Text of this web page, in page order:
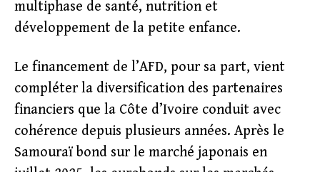
multiphase de santé, nutrition et
développement de la petite enfance.
Le financement de l’AFD, pour sa part, vient
compléter la diversification des partenaires
financiers que la Côte d’Ivoire conduit avec
cohérence depuis plusieurs années. Après le
Samouraï bond sur le marché japonais en